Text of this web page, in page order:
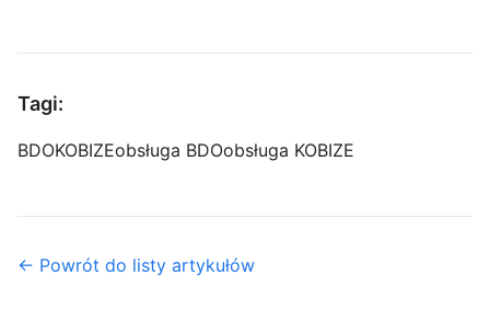
Tagi:
BDOKOBIZEobsługa BDOobsługa KOBIZE
← Powrót do listy artykułów